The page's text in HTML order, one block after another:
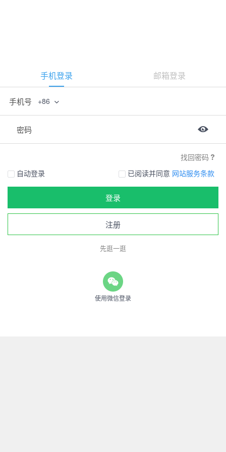
手机登录 邮箱登录
手机号 +86
密码
找回密码
自动登录
已阅读并同意 网站服务条款
登录
注册
先逛一逛
使用微信登录